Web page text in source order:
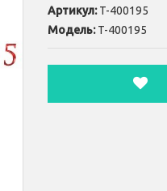
Артикул: T-400195
Модель: T-400195